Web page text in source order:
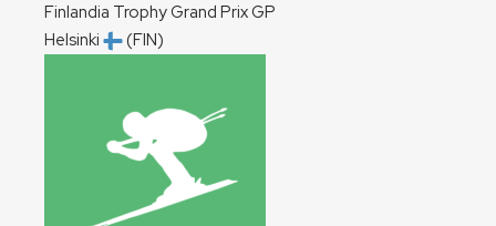
Finlandia Trophy Grand PrixGP
Helsinki
(FIN)